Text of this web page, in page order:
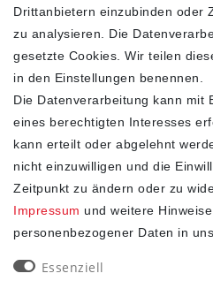
SHOP
Drittanbietern einzubinden oder
zu analysieren. Die
gesetzte Cookies. Wir teilen
in den Einstellungen benennen.
Die Datenverarbeitung kann mit
eines berechtigten Interesses
kann erteilt oder abgelehnt
nicht einzuwilligen und die
Zeitpunkt zu ändern oder zu
Impressum und weitere
personenbezogener Daten in
Essenziell